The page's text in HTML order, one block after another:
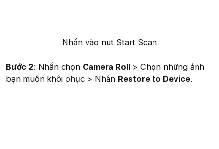
Nhấn vào nút Start Scan​
Bước 2: Nhấn chọn Camera Roll > Chọn những ảnh
bạn muốn khôi phục > Nhấn Restore to Device.